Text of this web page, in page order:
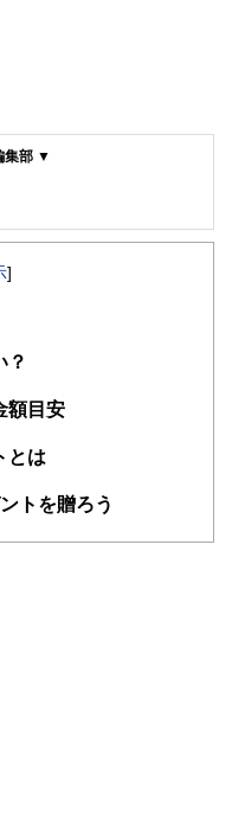
集部 ▼
経済に関する記事を、日々
うわかりやすく発信していま
に関する書籍・雑誌の編集経
記事掲載まですべての工程に
テンツを追求しています。
、相続診断士、住宅ローンア
、キャリアコンサルタントな
相続、保険、ローンなどの話
]
？
額目安
とは
トを贈ろう